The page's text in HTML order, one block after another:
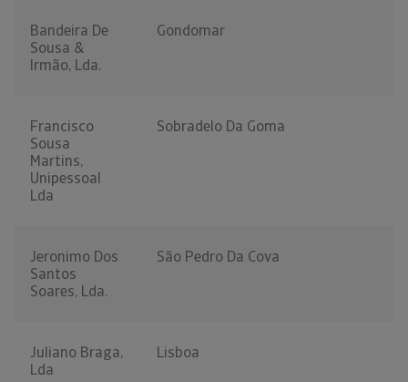
Bandeira De
Sousa &
Irmão, Lda.
Gondomar
Francisco
Sousa
Martins,
Unipessoal
Lda
Sobradelo Da Goma
Jeronimo Dos
Santos
Soares, Lda.
São Pedro Da Cova
Juliano Braga,
Lda
Lisboa